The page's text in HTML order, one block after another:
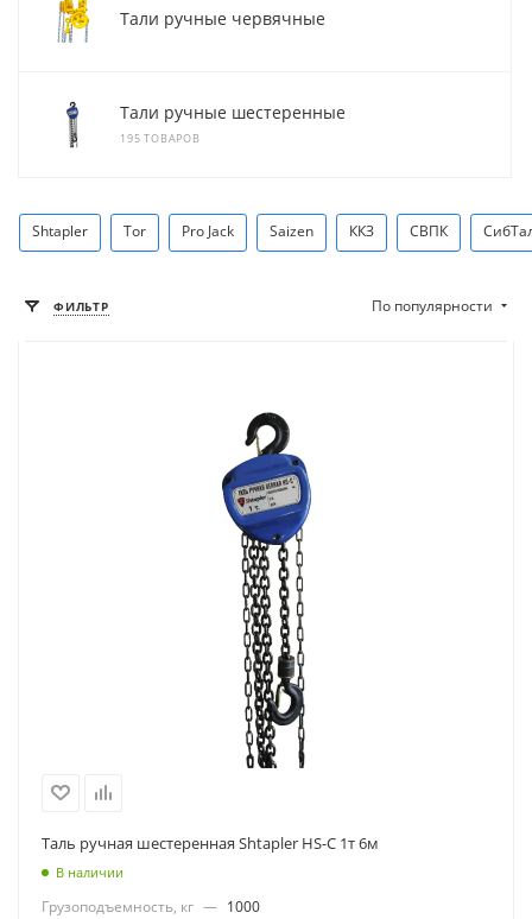
Тали ручные червячные
Тали ручные шестеренные
195 ТОВАРОВ
Shtapler Tor Pro Jack Saizen ККЗ СВПК
ФИЛЬТР По популярности
Таль ручная шестеренная Shtapler HS-C 1т 6м
В наличии
Грузоподъемность, кг — 1000